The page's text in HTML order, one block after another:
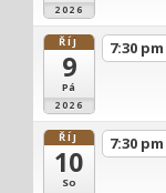
2026
ŘÍJ
9
Pá
2026
7:30 pm
ŘÍJ
10
So
7:30 pm